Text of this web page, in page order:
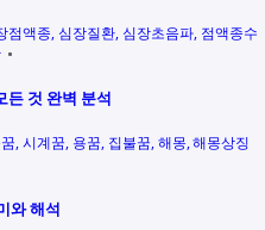
점액종 심장질환 심장초음파 점액종수
든 것 완벽 분석
시계꿈 용꿈 집불꿈 해몽 해몽상징
와 해석